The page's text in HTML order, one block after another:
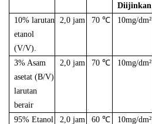
Diijinkan
10% larutan
etanol
(V/V).
2,0 jam 70 ℃ 10mg/dm²
3% Asam
asetat (B/V)
larutan
berair
2,0 jam 70 ℃ 10mg/dm²
95% Etanol 2,0 jam 60 ℃ 10mg/dm²